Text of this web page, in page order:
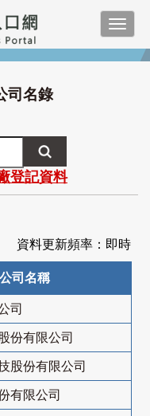
司名錄
登記資料
資料更新頻率：即時
公司名稱
司
份有限公司
股份有限公司
有限公司